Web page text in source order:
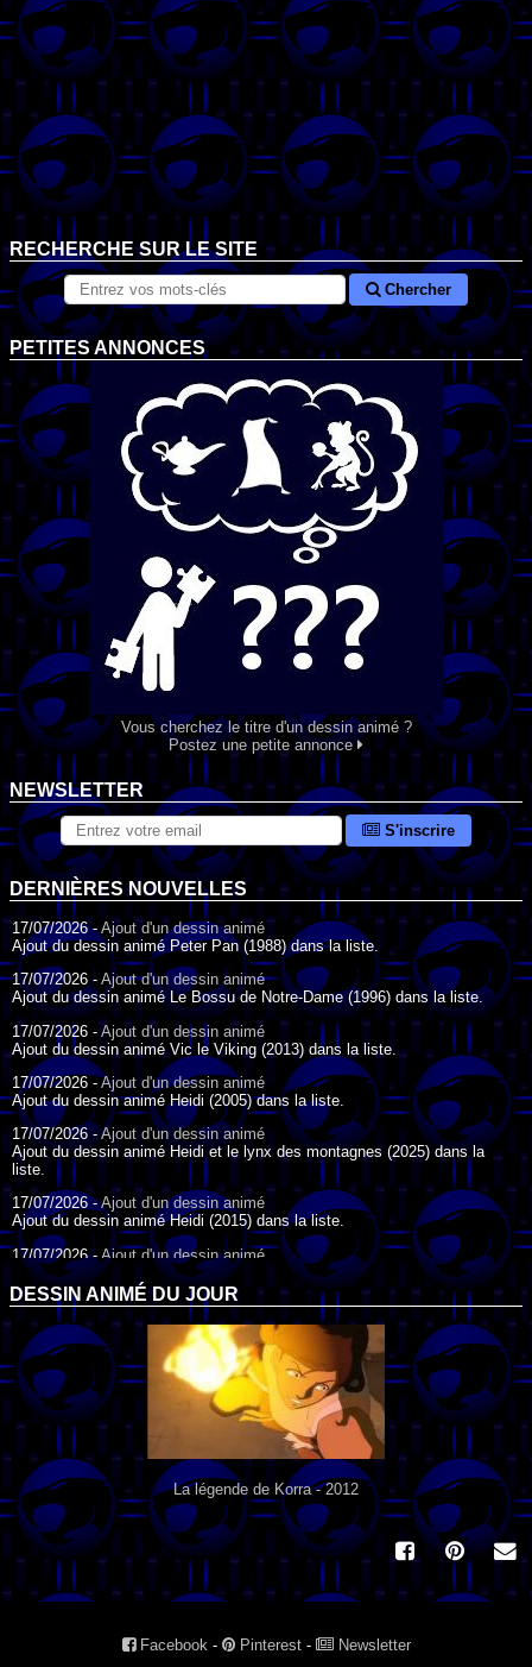
RECHERCHE SUR LE SITE
Chercher
PETITES ANNONCES
Vous cherchez le titre d'un dessin animé ?
Postez une petite annonce
NEWSLETTER
S'inscrire
DERNIÈRES NOUVELLES
17/07/2026 - Ajout d'un dessin animé
Ajout du dessin animé Peter Pan (1988) dans la liste.
17/07/2026 - Ajout d'un dessin animé
Ajout du dessin animé Le Bossu de Notre-Dame (1996) dans la liste.
17/07/2026 - Ajout d'un dessin animé
Ajout du dessin animé Vic le Viking (2013) dans la liste.
17/07/2026 -Ajout d'un dessin animé
Ajout du dessin animé Heidi (2005) dans la liste.
17/07/2026 -Ajout d'un dessin animé
Ajout du dessin animé Heidi et le lynx des montagnes (2025) dans la
liste.
17/07/2026 -Ajout d'un dessin animé
Ajout du dessin animé Heidi (2015) dans la liste.
17/07/2026 - Ajout d'un dessin animé
Ajout du dessin animé Heidi (1995) dans la liste.
09/07/2026 -Ajout d'un dessin animé
Ajout du dessin animé Genki l'Aventurier de la Chance (2006) dans la
liste.
04/07/2026 -
Ajout d'un dessin animé
Ajout du dessin animé Vilain Petit Canard (2000) dans la liste.
04/07/2026 -Ajout d'un dessin animé
Ajout du dessin animé Le Noël du vilain petit canard (2003) dans la liste.
DESSIN ANIMÉ DU JOUR
La légende de Korra - 2012
Facebook - Pinterest- Newsletter